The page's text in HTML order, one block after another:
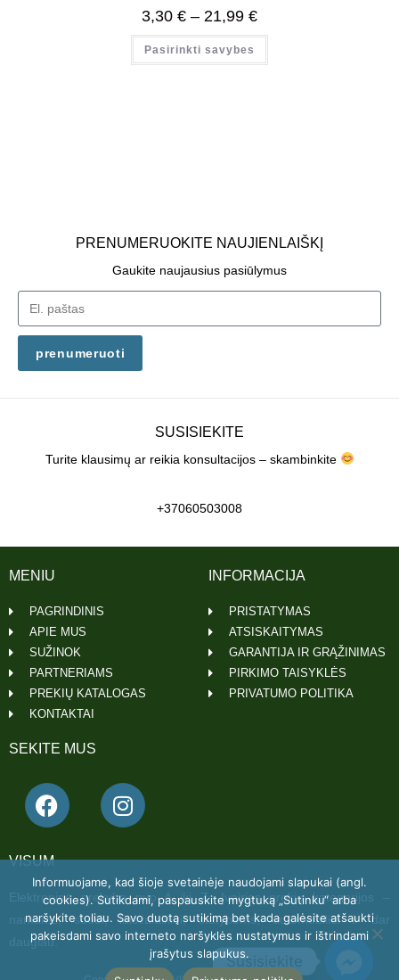
3,30 € – 21,99 €
Pasirinkti savybes
PRENUMERUOKITE NAUJIENLAIŠKĮ
Gaukite naujausius pasiūlymus
prenumeruoti
SUSISIEKITE
Turite klausimų ar reikia konsultacijos – skambinkite
+37060503008
VISUM
Elektroninė prekyba nuo A iki Z. Įvairios prekių kategorijos –
namams, sodui, laisvalaikiui, statyboms, automobiliui ir dar
daugiau.
SEKITE MUS
INFORMACIJA
PRISTATYMAS
ATSISKAITYMAS
GARANTIJA IR GRĄŽINIMAS
PIRKIMO TAISYKLĖS
PRIVATUMO POLITIKA
MENIU
PAGRINDINIS
APIE MUS
SUŽINOK
PARTNERIAMS
PREKIŲ KATALOGAS
KONTAKTAI
Informuojame, kad šioje svetainėje naudojami slapukai (angl.
cookies). Sutikdami, paspauskite mygtuką „Sutinku“ arba
naršykite toliau. Savo duotą sutikimą bet kada galėsite atšaukti
pakeisdami savo interneto naršyklės nustatymus ir ištrindami
įrašytus slapukus.Susisiekite